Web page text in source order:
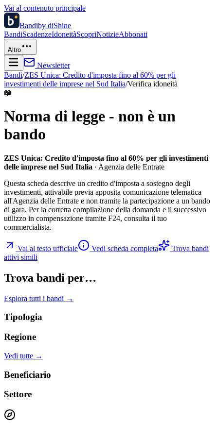
Vai al contenuto principale
Bandiby diShine
BandiScadenzeIdoneitàScopriNotizieAbbonati
Altro
Newsletter
Bandi/ZES Unica: Credito d'imposta fino al 60% per gli
investimenti delle imprese nel Sud Italia/Verifica idoneità
📖
Norma di legge - non è un
bando
ZES Unica: Credito d'imposta fino al 60% per gli investimenti
delle imprese nel Sud Italia · Agenzia delle Entrate
Questa scheda descrive un credito d'imposta a sostegno degli
investimenti, attivabile previa apposita comunicazione telematica
all'Agenzia delle Entrate e non tramite la partecipazione a un bando
di gara. Per la corretta compilazione della domanda e il successivo
utilizzo in compensazione tramite F24, consulta il tuo
commercialista.
Vai al testo ufficiale Vedi scheda completa
Trova bandi
attivi simili
Trova bandi per…
Esplora tutti i bandi →
Tipologia
Regione
Vedi tutte →
Beneficiario
Settore